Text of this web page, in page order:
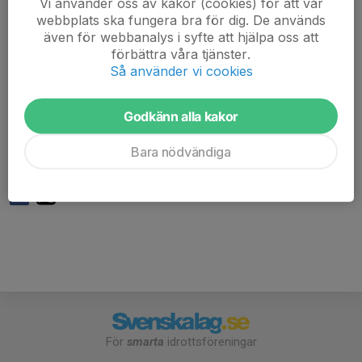
klättercenter.
Välkomna!
telefon: 0739201219
Ruben Kjell, ansvarig ledare
För smarta idrottsföreningar
webbplats ska fungera bra för dig. De används
även för webbanalys i syfte att hjälpa oss att
förbättra våra tjänster.
Så använder vi cookies
Godkänn alla kakor
Bara nödvändiga